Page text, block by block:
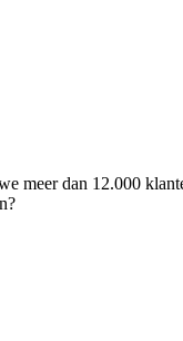
dan 12.000